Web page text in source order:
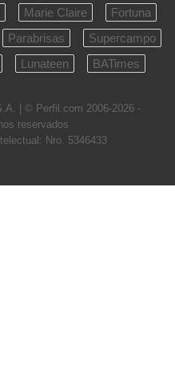
Marie Claire
Fortuna
Parabrisas
Supercampo
Lunateen BATimes
| © Perfil.com 2006-2026 -
reservados
Nro. 5346433